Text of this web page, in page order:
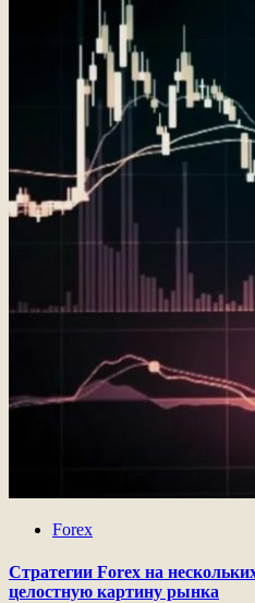
Forex
Стратегии Forex на
целостную картину рынка